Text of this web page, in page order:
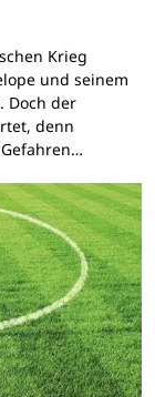
Krieg
und seinem
Doch der
denn